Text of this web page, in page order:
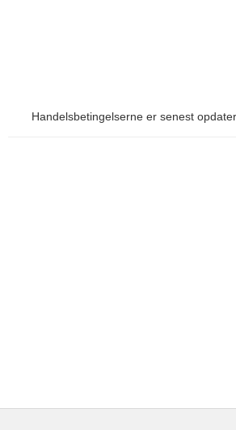
Handelsbetingelserne er senest